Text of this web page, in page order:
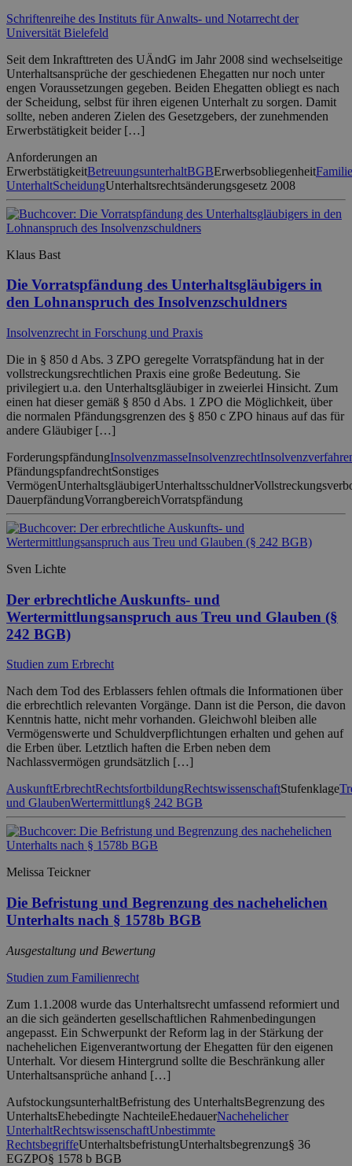
Schriftenreihe des Instituts für Anwalts- und Notarrecht der
Universität Bielefeld
Seit dem Inkrafttreten des UÄndG im Jahr 2008 sind wechselseitige
Unterhaltsansprüche der geschiedenen Ehegatten nur noch unter
engen Voraussetzungen gegeben. Beiden Ehegatten obliegt es nach
der Scheidung, selbst für ihren eigenen Unterhalt zu sorgen. Damit
sollte, neben anderen Zielen des Gesetzgebers, der zunehmenden
Erwerbstätigkeit beider […]
Anforderungen an
ErwerbstätigkeitBetreuungsunterhaltBGBErwerbsobliegenheit
UnterhaltScheidungUnterhaltsrechtsänderungsgesetz 2008
Klaus Bast
Die Vorratspfändung des Unterhaltsgläubigers in
den Lohnanspruch des Insolvenzschuldners
Insolvenzrecht in Forschung und Praxis
Die in § 850 d Abs. 3 ZPO geregelte Vorratspfändung hat in der
vollstreckungsrechtlichen Praxis eine große Bedeutung. Sie
privilegiert u.a. den Unterhaltsgläubiger in zweierlei Hinsicht. Zum
einen hat dieser gemäß § 850 d Abs. 1 ZPO die Möglichkeit, über
die normalen Pfändungsgrenzen des § 850 c ZPO hinaus auf das für
andere Gläubiger […]
ForderungspfändungInsolvenzmasseInsolvenzrecht
PfändungspfandrechtSonstiges
VermögenUnterhaltsgläubigerUnterhaltsschuldner
DauerpfändungVorrangbereichVorratspfändung
Sven Lichte
Der erbrechtliche Auskunfts- und
Wertermittlungsanspruch aus Treu und Glauben (§
242 BGB)
Studien zum Erbrecht
Nach dem Tod des Erblassers fehlen oftmals die Informationen über
die erbrechtlich relevanten Vorgänge. Dann ist die Person, die davon
Kenntnis hatte, nicht mehr vorhanden. Gleichwohl bleiben alle
Vermögenswerte und Schuldverpflichtungen erhalten und gehen auf
die Erben über. Letztlich haften die Erben neben dem
Nachlassvermögen grundsätzlich […]
AuskunftErbrechtRechtsfortbildungRechtswissenschaftStufenklage
und GlaubenWertermittlung§ 242 BGB
Melissa Teickner
Die Befristung und Begrenzung des nachehelichen
Unterhalts nach § 1578b BGB
Ausgestaltung und Bewertung
Studien zum Familienrecht
Zum 1.1.2008 wurde das Unterhaltsrecht umfassend reformiert und
an die sich geänderten gesellschaftlichen Rahmenbedingungen
angepasst. Ein Schwerpunkt der Reform lag in der Stärkung der
nachehelichen Eigenverantwortung der Ehegatten für den eigenen
Unterhalt. Vor diesem Hintergrund sollte die Beschränkung aller
Unterhaltsansprüche anhand […]
AufstockungsunterhaltBefristung des UnterhaltsBegrenzung des
UnterhaltsEhebedingte NachteileEhedauerNachehelicher
UnterhaltRechtswissenschaftUnbestimmte
RechtsbegriffeUnterhaltsbefristungUnterhaltsbegrenzung§ 36
EGZPO§ 1578 b BGB